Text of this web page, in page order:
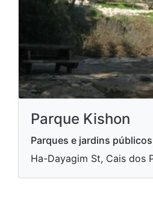
Parque Kishon
Parques e jardins públicos
Ha-Dayagim St, Cais dos